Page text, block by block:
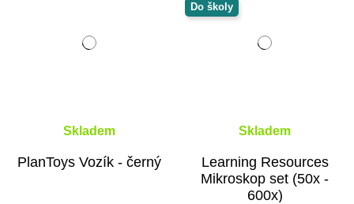
Skladem
PlanToys Vozík - černý
Do školy
Skladem
Learning Resources
Mikroskop set (50x -
600x)